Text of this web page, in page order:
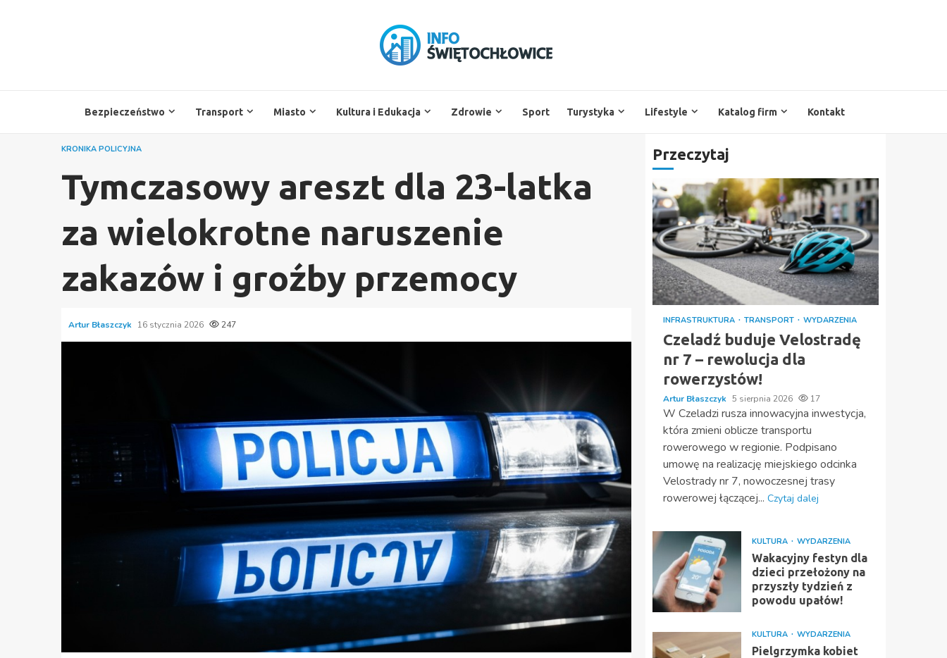
Bezpieczeństwo Transport Miasto Kultura i Edukacja Zdrowie Sport Turystyka Lifestyle Katalog firm Kontakt
KRONIKA POLICYJNA
Tymczasowy areszt dla 23-latka
za wielokrotne naruszenie
zakazów i groźby przemocy
Artur Błaszczyk 16 stycznia 2026 247
Przeczytaj
INFRASTRUKTURA TRANSPORT WYDARZENIA
Czeladź buduje Velostradę
nr 7 – rewolucja dla
rowerzystów!
Artur Błaszczyk 5 sierpnia 2026 17
W Czeladzi rusza innowacyjna inwestycja,
która zmieni oblicze transportu
rowerowego w regionie. Podpisano
umowę na realizację miejskiego odcinka
Velostrady nr 7, nowoczesnej trasy
rowerowej łączącej... Czytaj dalej
KULTURA WYDARZENIA
Wakacyjny festyn dla
dzieci przełożony na
przyszły tydzień z
powodu upałów!
KULTURA WYDARZENIA
Pielgrzymka kobiet